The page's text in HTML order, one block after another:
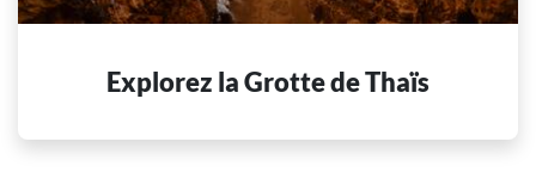
Explorez la Grotte de Thaïs